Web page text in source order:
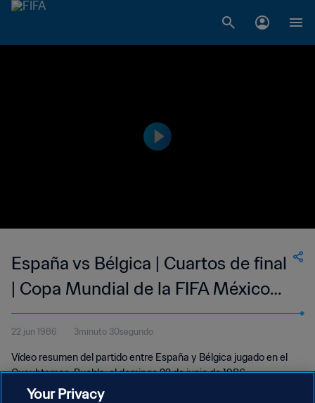
España vs Bélgica | Cuartos de final
| Copa Mundial de la FIFA México
1986™ | Highlights
22 jun 1986 3minuto 30segundo
Vídeo resumen del partido entre España y Bélgica jugado en el
Cuauhtemoc, Puebla, el domingo 22 de junio de 1986.
Your Privacy